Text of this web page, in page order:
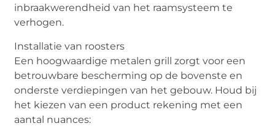
inbraakwerendheid van het raamsysteem te
verhogen.
Installatie van roosters
Een hoogwaardige metalen grill zorgt voor een
betrouwbare bescherming op de bovenste en
onderste verdiepingen van het gebouw. Houd bij
het kiezen van een product rekening met een
aantal nuances: